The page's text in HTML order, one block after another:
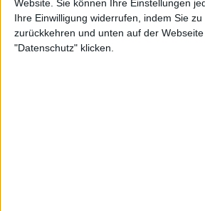
Website. Sie können Ihre Einstellungen
Ihre Einwilligung widerrufen, indem Sie
zurückkehren und unten auf der
"Datenschutz" klicken.